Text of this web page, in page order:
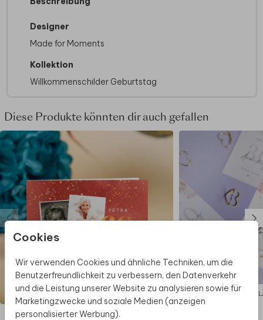
Cookies
Wir verwenden Cookies und ähnliche Techniken, um die
Benutzerfreundlichkeit zu verbessern, den Datenverkehr
und die Leistung unserer Website zu analysieren sowie für
Marketingzwecke und soziale Medien (anzeigen
personalisierter Werbung).
Designer
Made for Moments
Kollektion
Willkommenschilder Geburtstag
Diese Produkte könnten dir auch gefallen
EINLADUNG